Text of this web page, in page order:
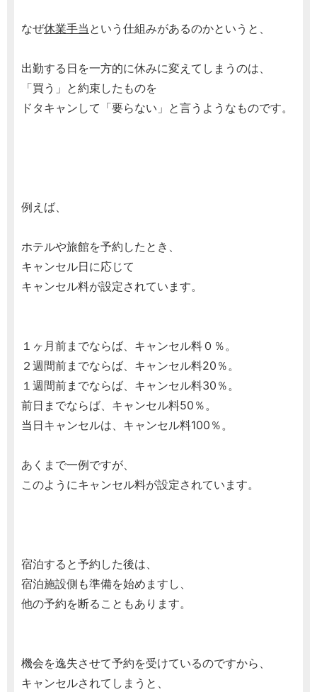
なぜ休業手当 という仕組みがあるのかというと、
出勤する日を一方的に休みに変えてしまうのは、
「買う」と約束したものを
ドタキャンして「要らない」と言うようなものです。
例えば、
ホテルや旅館を予約したとき、
キャンセル日に応じて
キャンセル料が設定されています。
１ヶ月前までならば、キャンセル料０％。
２週間前までならば、キャンセル料20％。
１週間前までならば、キャンセル料30％。
前日までならば、キャンセル料50％。
当日キャンセルは、キャンセル料100％。
あくまで一例ですが、
このようにキャンセル料が設定されています。
宿泊すると予約した後は、
宿泊施設側も準備を始めますし、
他の予約を断ることもあります。
機会を逸失させて予約を受けているのですから、
キャンセルされてしまうと、